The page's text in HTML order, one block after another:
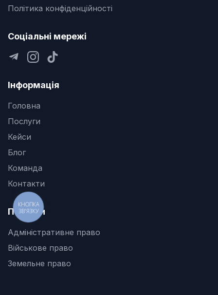
Політика конфіденційності
Соціальні мережі
Інформація
Головна
Послуги
Кейси
Блог
Команда
Контакти
Послуги
Адміністративне право
Військове право
Земельне право
КНОПКА
ЗВ'ЯЗКУ